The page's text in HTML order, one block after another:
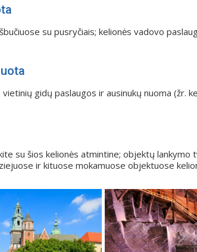
su pusryčiais; kelionės vadovo
gidų paslaugos ir ausinukų nuoma (žr.
su šios kelionės atmintine; objektų lankymo
ir kituose mokamuose objektuose